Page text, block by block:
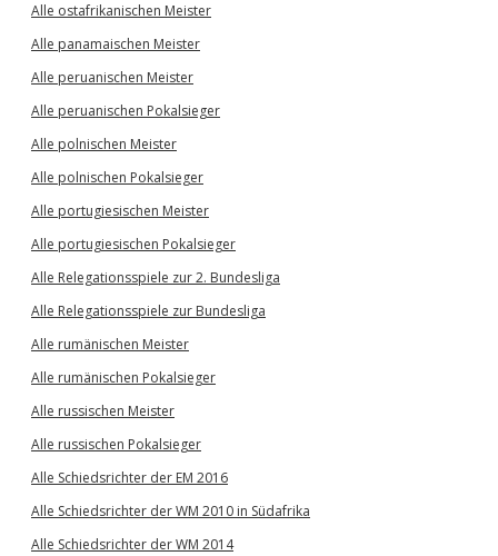
Alle ostafrikanischen Meister
Alle panamaischen Meister
Alle peruanischen Meister
Alle peruanischen Pokalsieger
Alle polnischen Meister
Alle polnischen Pokalsieger
Alle portugiesischen Meister
Alle portugiesischen Pokalsieger
Alle Relegationsspiele zur 2. Bundesliga
Alle Relegationsspiele zur Bundesliga
Alle rumänischen Meister
Alle rumänischen Pokalsieger
Alle russischen Meister
Alle russischen Pokalsieger
Alle Schiedsrichter der EM 2016
Alle Schiedsrichter der WM 2010 in Südafrika
Alle Schiedsrichter der WM 2014